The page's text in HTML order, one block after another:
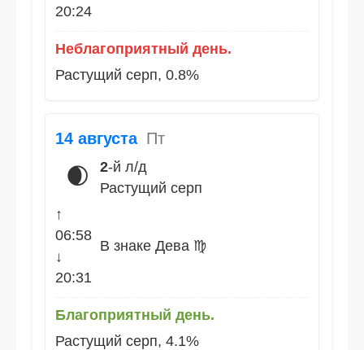
20:24
Неблагоприятный день.
Растущий серп, 0.8%
14 августа Пт
🌒 2-й л/д
Растущий серп
↑
06:58
↓
20:31
В знаке Дева ♍
Благоприятный день.
Растущий серп, 4.1%